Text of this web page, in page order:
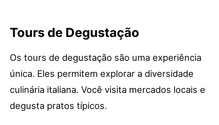
Tours de Degustação
Os tours de degustação são uma experiência
única. Eles permitem explorar a diversidade
culinária italiana. Você visita mercados locais e
degusta pratos típicos.